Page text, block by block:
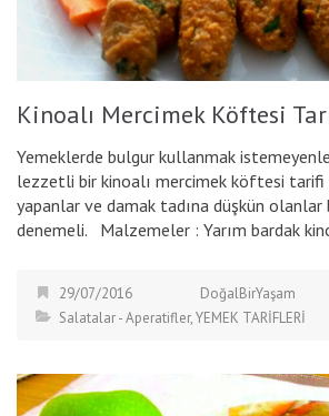
Kinoalı Mercimek Köftesi
Yemeklerde bulgur kullanmak
lezzetli bir kinoalı mercimek köftesi tarifi
yapanlar ve damak tadına düşkün
denemeli. Malzemeler : Yarım bardak
29/07/2016
DoğalBirYaşam
Salatalar - Aperatifler,YEMEK TARİFLERİ